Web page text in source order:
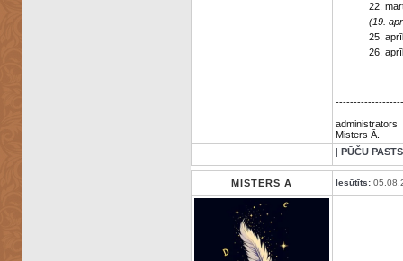
22.
(19.
25.
26.
administrators
Misters Ā.
| PŪČU PASTS
MISTERS Ā Iesūtīts: